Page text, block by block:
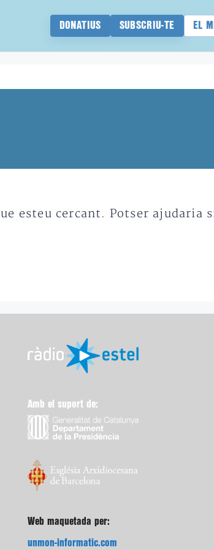
DONATIUS SUBSCRIU-TE EL
esteu cercant. Potser ajudaria
Amb el suport de:
Web maquetada per:
unmon-informatic.com